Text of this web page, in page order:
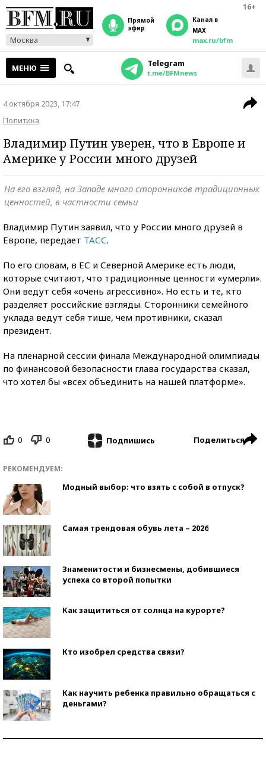
16+
Москва
прямой
эфир
Канал в
MAX
max.ru/bfm
МЕНЮ Telegram
t.me/BFMnews
4 октября 2023, 17:47
Политика
Владимир Путин уверен, что в Европе и
Америке у России много друзей
На его взгляд, на Западе много сторонников традиционных
ценностей, в частности семьи
Владимир Путин заявил, что у России много друзей в
Европе, передает ТАСС.
По его словам, в ЕС и Северной Америке есть люди,
которые считают, что традиционные ценности «умерли».
Они ведут себя «очень агрессивно». Но есть и те, кто
разделяет российские взгляды. Сторонники семейного
уклада ведут себя тише, чем противники, сказал
президент.
На пленарной сессии финала Международной олимпиады
по финансовой безопасности глава государства сказал,
что хотел бы «всех объединить на нашей платформе».
0 0 Подпишись Поделиться
РЕКОМЕНДУЕМ:
Модный выбор: что взять с собой в отпуск?
Самая трендовая обувь лета – 2026
Знаменитости и бизнесмены, добившиеся
успеха со второй попытки
Как защититься от солнца на курорте?
Кто изобрел средства связи?
Как научить ребенка правильно обращаться с
деньгами?